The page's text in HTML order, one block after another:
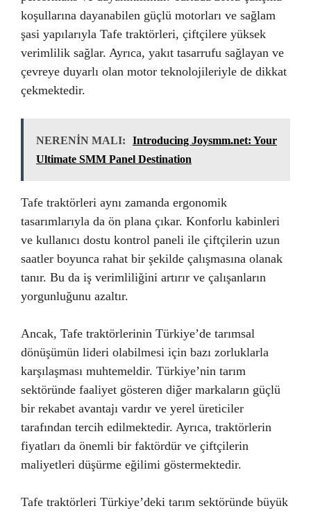
koşullarına dayanabilen güçlü motorları ve sağlam
şasi yapılarıyla Tafe traktörleri, çiftçilere yüksek
verimlilik sağlar. Ayrıca, yakıt tasarrufu sağlayan ve
çevreye duyarlı olan motor teknolojileriyle de dikkat
çekmektedir.
NERENİN MALI:
Introducing Joysmm.net: Your
Ultimate SMM Panel Destination
Tafe traktörleri aynı zamanda ergonomik
tasarımlarıyla da ön plana çıkar. Konforlu kabinleri
ve kullanıcı dostu kontrol paneli ile çiftçilerin uzun
saatler boyunca rahat bir şekilde çalışmasına olanak
tanır. Bu da iş verimliliğini artırır ve çalışanların
yorgunluğunu azaltır.
Ancak, Tafe traktörlerinin Türkiye’de tarımsal
dönüşümün lideri olabilmesi için bazı zorluklarla
karşılaşması muhtemeldir. Türkiye’nin tarım
sektöründe faaliyet gösteren diğer markaların güçlü
bir rekabet avantajı vardır ve yerel üreticiler
tarafından tercih edilmektedir. Ayrıca, traktörlerin
fiyatları da önemli bir faktördür ve çiftçilerin
maliyetleri düşürme eğilimi göstermektedir.
Tafe traktörleri Türkiye’deki tarım sektöründe büyük